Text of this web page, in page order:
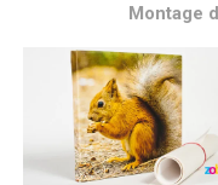
Montage